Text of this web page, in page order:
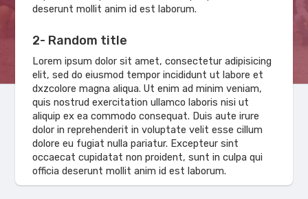
deserunt mollit anim id est laborum.
2- Random title
Lorem ipsum dolor sit amet, consectetur adipisicing
elit, sed do eiusmod tempor incididunt ut labore et
dxzcolore magna aliqua. Ut enim ad minim veniam,
quis nostrud exercitation ullamco laboris nisi ut
aliquip ex ea commodo consequat. Duis aute irure
dolor in reprehenderit in voluptate velit esse cillum
dolore eu fugiat nulla pariatur. Excepteur sint
occaecat cupidatat non proident, sunt in culpa qui
officia deserunt mollit anim id est laborum.